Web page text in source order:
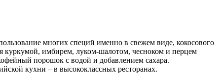
многих специй именно в свежем виде, кокосового
куркумой, имбирем, луком-шалотом, чесноком и перцем
порошок с водой и добавлением сахара.
кухни – в высококлассных ресторанах.